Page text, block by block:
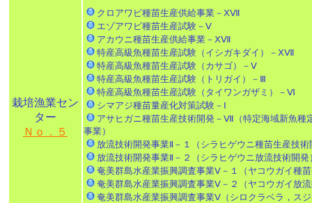
栽培漁業セン
ター
Ｎｏ．５
クロアワビ種苗生産供給事業－ⅩⅦ
エゾアワビ種苗生産試験－Ⅴ
アカウニ種苗生産供給事業－ⅩⅦ
特産高級魚種苗生産試験（イシガキダイ）－ⅩⅦ
特産高級魚種苗生産試験（カサゴ）－Ⅴ
特産高級魚種苗生産試験（トリガイ）－Ⅲ
特産高級魚種苗生産試験（タイワンガザミ）－Ⅵ
シマアジ種苗量産化対策試験－Ⅰ
アサヒガニ種苗生産技術開発－Ⅶ（特定海域新魚種
事業）
放流技術開発事業Ⅱ－１（シラヒゲウニ種苗生産技術
放流技術開発事業Ⅱ－２（シラヒゲウニ放流技術開発
奄美群島水産業振興調査事業Ⅴ－１（ヤコウガイ種
奄美群島水産業振興調査事業Ⅴ－２（ヤコウガイ放
奄美群島水産業振興調査事業Ⅴ（シロクラベラ，ス